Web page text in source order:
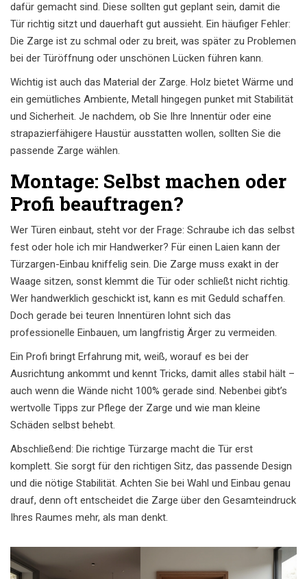
dafür gemacht sind. Diese sollten gut geplant sein, damit die
Tür richtig sitzt und dauerhaft gut aussieht. Ein häufiger Fehler:
Die Zarge ist zu schmal oder zu breit, was später zu Problemen
bei der Türöffnung oder unschönen Lücken führen kann.
Wichtig ist auch das Material der Zarge. Holz bietet Wärme und
ein gemütliches Ambiente, Metall hingegen punket mit Stabilität
und Sicherheit. Je nachdem, ob Sie Ihre Innentür oder eine
strapazierfähigere Haustür ausstatten wollen, sollten Sie die
passende Zarge wählen.
Montage: Selbst machen oder
Profi beauftragen?
Wer Türen einbaut, steht vor der Frage: Schraube ich das selbst
fest oder hole ich mir Handwerker? Für einen Laien kann der
Türzargen-Einbau kniffelig sein. Die Zarge muss exakt in der
Waage sitzen, sonst klemmt die Tür oder schließt nicht richtig.
Wer handwerklich geschickt ist, kann es mit Geduld schaffen.
Doch gerade bei teuren Innentüren lohnt sich das
professionelle Einbauen, um langfristig Ärger zu vermeiden.
Ein Profi bringt Erfahrung mit, weiß, worauf es bei der
Ausrichtung ankommt und kennt Tricks, damit alles stabil hält –
auch wenn die Wände nicht 100% gerade sind. Nebenbei gibt’s
wertvolle Tipps zur Pflege der Zarge und wie man kleine
Schäden selbst behebt.
Abschließend: Die richtige Türzarge macht die Tür erst
komplett. Sie sorgt für den richtigen Sitz, das passende Design
und die nötige Stabilität. Achten Sie bei Wahl und Einbau genau
drauf, denn oft entscheidet die Zarge über den Gesamteindruck
Ihres Raumes mehr, als man denkt.